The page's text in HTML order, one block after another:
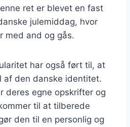
ret er blevet en fast
julemiddag, hvor
med and og gås.
har også ført til, at
af den danske identitet.
deres egne opskrifter og
til at tilberede
den til en personlig og